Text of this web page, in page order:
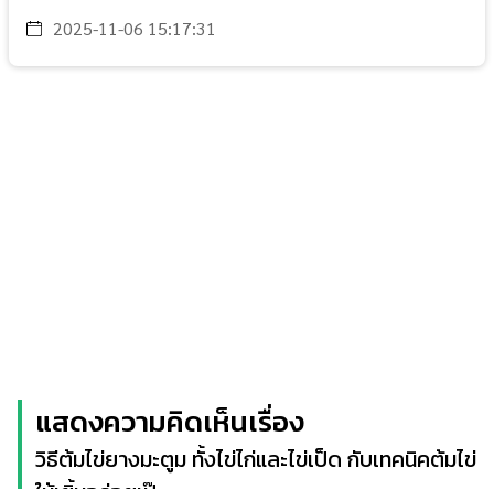
2025-11-06 15:17:31
แสดงความคิดเห็นเรื่อง
วิธีต้มไข่ยางมะตูม ทั้งไข่ไก่และไข่เป็ด กับเทคนิคต้มไข่